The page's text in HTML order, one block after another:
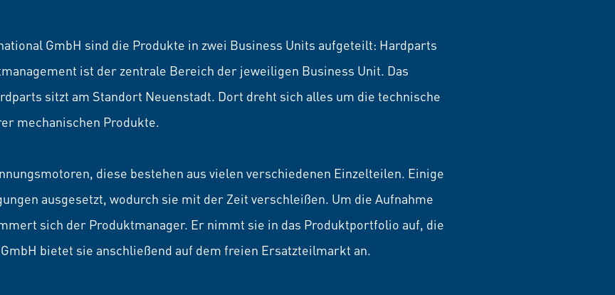
GmbH sind die Produkte in zwei Business Units aufgeteilt: Hardparts
ist der zentrale Bereich der jeweiligen Business Unit. Das
sitzt am Standort Neuenstadt. Dort dreht sich alles um die technische
mechanischen Produkte.
diese bestehen aus vielen verschiedenen Einzelteilen. Einige
ausgesetzt, wodurch sie mit der Zeit verschleißen. Um die Aufnahme
sich der Produktmanager. Er nimmt sie in das Produktportfolio auf, die
bietet sie anschließend auf dem freien Ersatzteilmarkt an.